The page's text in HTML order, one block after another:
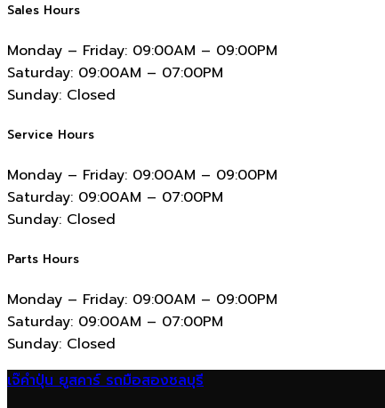
Sales Hours
Monday – Friday: 09:00AM – 09:00PM
Saturday: 09:00AM – 07:00PM
Sunday: Closed
Service Hours
Monday – Friday: 09:00AM – 09:00PM
Saturday: 09:00AM – 07:00PM
Sunday: Closed
Parts Hours
Monday – Friday: 09:00AM – 09:00PM
Saturday: 09:00AM – 07:00PM
Sunday: Closed
เจ๊คำปุ่น ยูสคาร์ รถมือสองชลบุรี